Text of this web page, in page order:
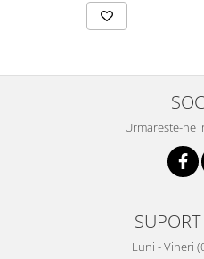
Urmareste-ne
Luni - Vineri